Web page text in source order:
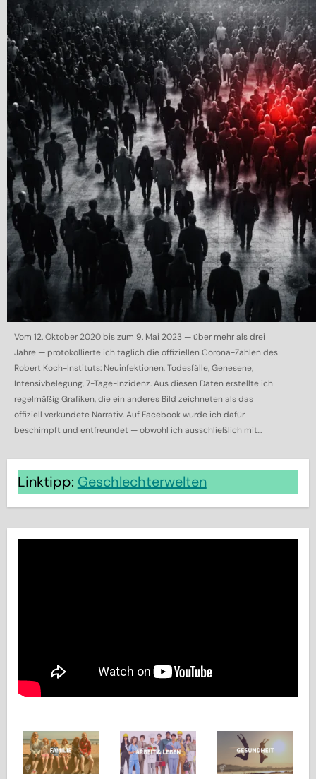
Vom 12. Oktober 2020 bis zum 9. Mai 2023 — über mehr als drei
Jahre — protokollierte ich täglich die offiziellen Corona-Zahlen des
Robert Koch-Instituts: Neuinfektionen, Todesfälle, Genesene,
Intensivbelegung, 7-Tage-Inzidenz. Aus diesen Daten erstellte ich
regelmäßig Grafiken, die ein anderes Bild zeichneten als das
offiziell verkündete Narrativ. Auf Facebook wurde ich dafür
beschimpft und entfreundet — obwohl ich ausschließlich mit...
Linktipp: Geschlechterwelten